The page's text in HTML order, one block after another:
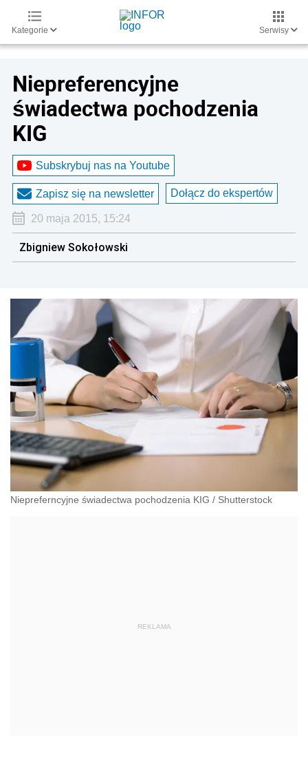
Kategorie Serwisy
Niepreferencyjne
świadectwa pochodzenia
KIG
Subskrybuj nas na Youtube
Zapisz się na newsletter Dołącz do ekspertów
20 maja 2015, 15:24
Zbigniew Sokołowski
Niepreferncyjne świadectwa pochodzenia KIG / Shutterstock